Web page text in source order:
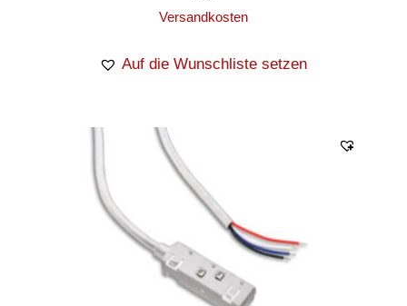
Versandkosten
Auf die Wunschliste setzen